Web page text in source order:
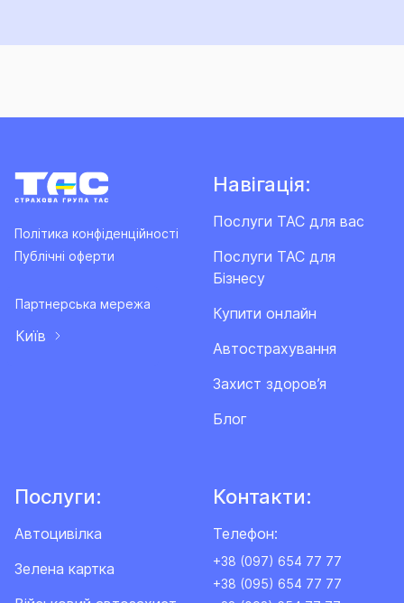
Політика конфіденційності
Публічні оферти
Партнерська мережа
Київ
Навігація:
Послуги ТАС для вас
Послуги ТАС для
Бізнесу
Купити онлайн
Автострахування
Захист здоров’я
Блог
Послуги:
Автоцивілка
Зелена картка
Контакти:
Телефон:
+38 (097) 654 77 77
+38 (095) 654 77 77